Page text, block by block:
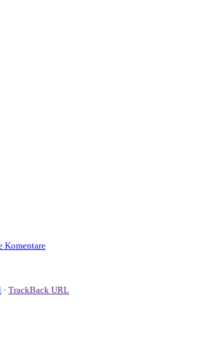
Komentare
· TrackBack URL